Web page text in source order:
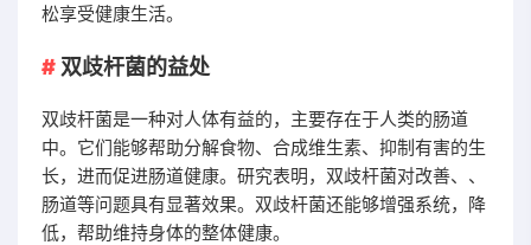
松享受健康生活。
双歧杆菌的益处
双歧杆菌是一种对人体有益的，主要存在于人类的肠道
中。它们能够帮助分解食物、合成维生素、抑制有害的生
长，进而促进肠道健康。研究表明，双歧杆菌对改善、、
肠道等问题具有显著效果。双歧杆菌还能够增强系统，降
低，帮助维持身体的整体健康。